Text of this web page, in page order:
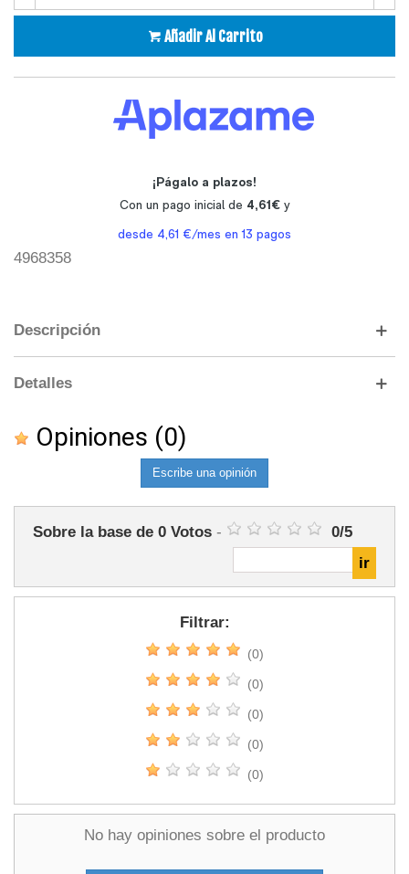
Añadir Al Carrito
4968358
Descripción
Detalles
Opiniones (0)
Escribe una opinión
Sobre la base de 0 Votos - 0/5
Filtrar:
(0)
(0)
(0)
(0)
(0)
No hay opiniones sobre el producto